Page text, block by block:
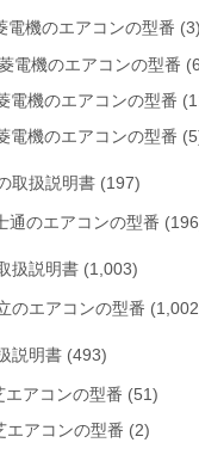
電機のエアコンの型番 (3)
電機のエアコンの型番
電機のエアコンの型番
電機のエアコンの型番
取扱説明書 (197)
通のエアコンの型番
扱説明書 (1,003)
のエアコンの型番
説明書 (493)
エアコンの型番 (51)
エアコンの型番 (2)